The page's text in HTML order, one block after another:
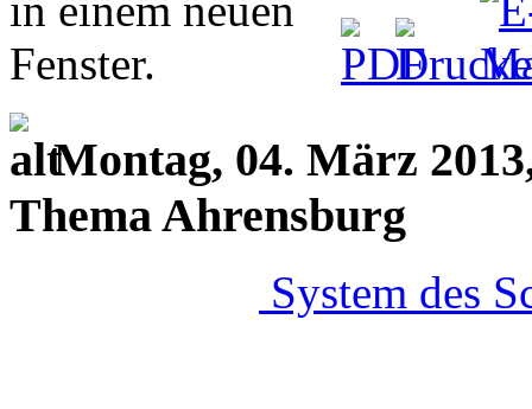
Montag, 04. März
Thema Ahrensburg
System des